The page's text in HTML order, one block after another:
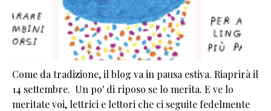
Come da tradizione, il blog va in pausa estiva. Riaprirà il
14 settembre. Un po' di riposo se lo merita. E ve lo
meritate voi, lettrici e lettori che ci seguite fedelmente